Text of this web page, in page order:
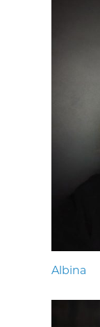
Albina